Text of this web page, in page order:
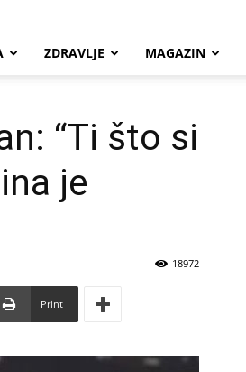
ZDRAVLJE MAGAZIN
“Ti što si
je
18972
Print